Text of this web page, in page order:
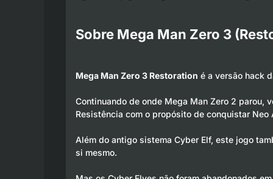
Sobre Mega Man Zero 3
Mega Man Zero 3 Restoration é a versão hack
Continuando de onde Mega Man Zero 2 parou,
Resistência com o propósito de conquistar Neo
Além do antigo sistema Cyber Elf, este jogo
si mesmo.